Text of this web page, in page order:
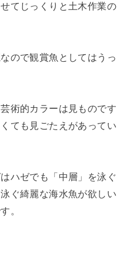
てじっくりと土木作業の
ので観賞魚としてはうっ
術的カラーは見ものです
ても見ごたえがあってい
ハゼでも「中層」を泳ぐ
ぐ綺麗な海水魚が欲しい
。